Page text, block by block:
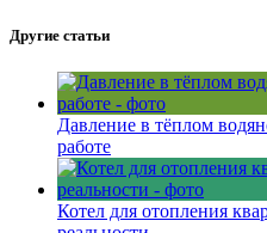
Другие статьи
Давление в тёплом
работе
Котел для отопления